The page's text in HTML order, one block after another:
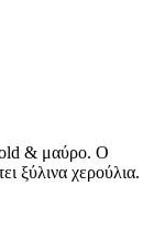
& μαύρο. Ο
ξύλινα χερούλια.